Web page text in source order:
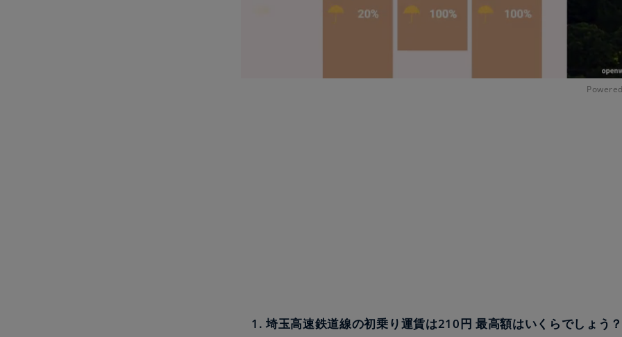
1. 埼玉高速鉄道線の初乗り運賃は210円 最高額はいくらでしょう